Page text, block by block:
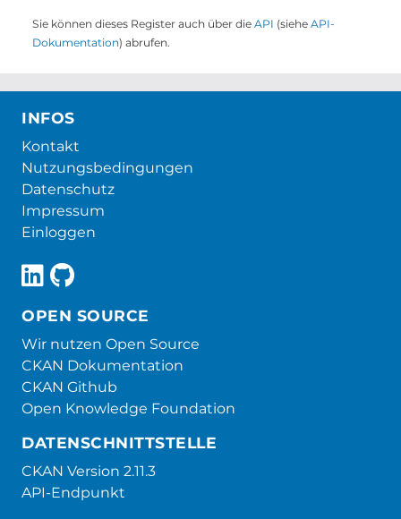
Sie können dieses Register auch über die API (siehe API-
Dokumentation) abrufen.
INFOS
Kontakt
Nutzungsbedingungen
Datenschutz
Impressum
Einloggen
OPEN SOURCE
Wir nutzen Open Source
CKAN Dokumentation
CKAN Github
Open Knowledge Foundation
DATENSCHNITTSTELLE
CKAN Version 2.11.3
API-Endpunkt